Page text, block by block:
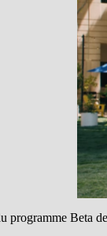
programme Beta